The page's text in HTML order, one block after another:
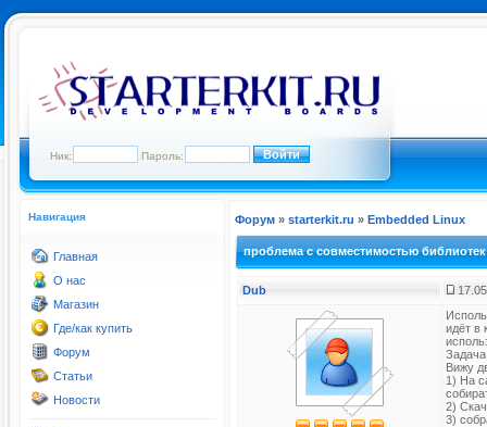
Ник: Пароль:
Навигация
Главная
О нас
Магазин
Где/как купить
Форум
Статьи
Новости
Форум » starterkit.ru » Embedded Linux
проблема с совместимостью библиотек
Dub
идёт в
Вижу
1) На
2)
3)